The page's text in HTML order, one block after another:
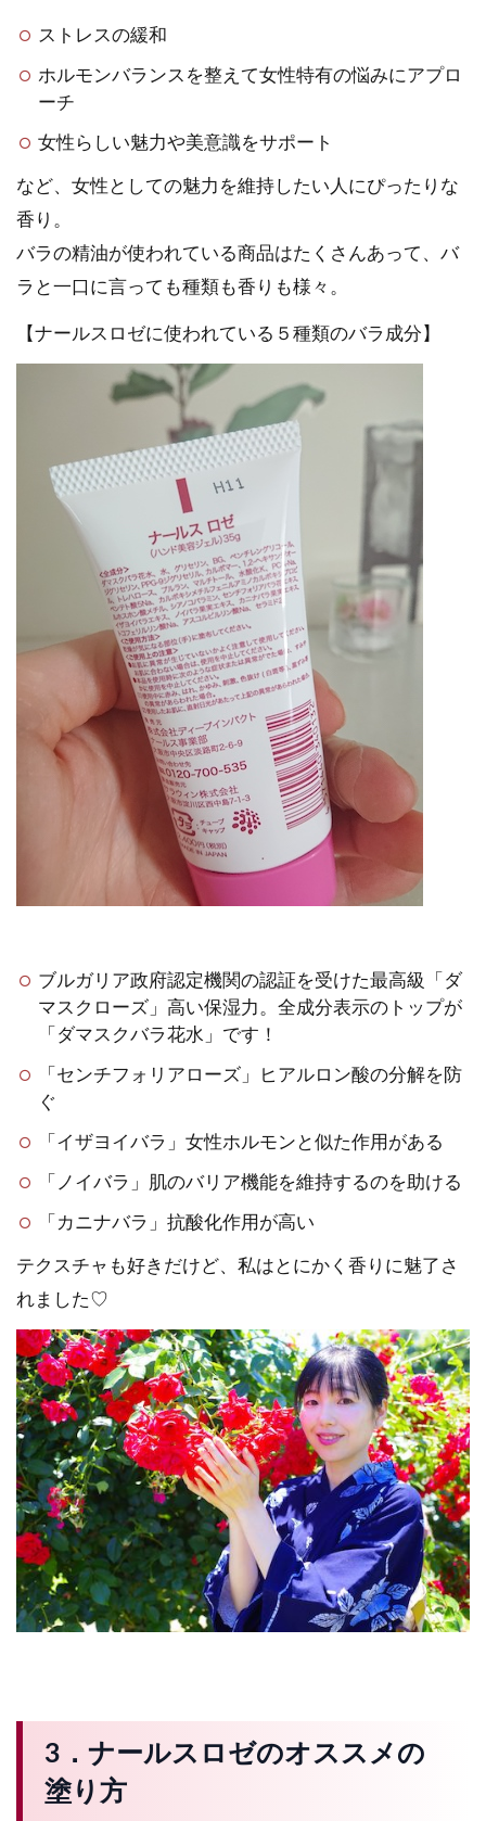
ストレスの緩和
ホルモンバランスを整えて女性特有の悩みにアプロ
ーチ
女性らしい魅力や美意識をサポート
など、女性としての魅力を維持したい人にぴったりな
香り。
バラの精油が使われている商品はたくさんあって、バ
ラと一口に言っても種類も香りも様々。
【ナールスロゼに使われている５種類のバラ成分】
ブルガリア政府認定機関の認証を受けた最高級「ダ
マスクローズ」高い保湿力。全成分表示のトップが
「ダマスクバラ花水」です！
「センチフォリアローズ」ヒアルロン酸の分解を防
ぐ
「イザヨイバラ」女性ホルモンと似た作用がある
「ノイバラ」肌のバリア機能を維持するのを助ける
「カニナバラ」抗酸化作用が高い
テクスチャも好きだけど、私はとにかく香りに魅了さ
れました♡
3．ナールスロゼのオススメの
塗り方